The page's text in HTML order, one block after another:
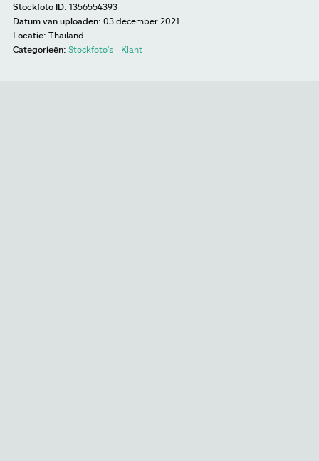
Stockfoto ID: 1356554393
Datum van uploaden: 03 december 2021
Locatie: Thailand
Categorieën: Stockfoto's Klant